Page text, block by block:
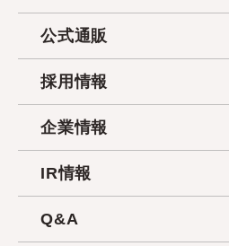
公式通販
採用情報
企業情報
IR情報
Q&A